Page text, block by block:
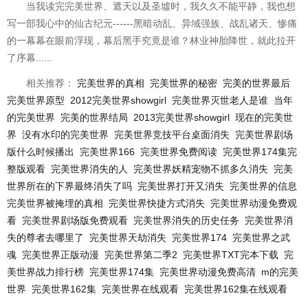
当我读完完美世界、遮天以及圣墟时，我久久不能平静，我也想
写一部我心中的仙古纪元------黑暗动乱、异域强族、战乱诸天、惨痛
的一幕幕在眼前浮现，幕后黑手究竟是谁？林业神胎降世，就此拉开
了序幕......
相关推荐： 完美世界的真相 完美世界的秘密 完美的世界最后
完美世界原型
2012完美世界showgirl 完美世界灭世老人是谁 当年
的完美世界
完美的世界结局 2013完美世界showgirl 现在的完美世
界 没有水印的完美世界 完美世界竞技平台桌面消失
完美世界剧场
版什么时候播出
完美世界166 完美世界免费阅读 完美世界174集完
整版观看 完美世界消失的人 完美世界妖精宠物不抓多久消失
完美
世界所在的下界最终消失了吗 完美世界打开又消失
完美世界的信息
完美世界被掩埋的真相
完美世界快捷方式消失
完美世界动漫免费观
看 完美世界剧场版免费观看 完美世界消失的历史任务
完美世界消
失的尊者去哪里了
完美世界天劫消失 完美世界174 完美世界之武
魂 完美世界正版动漫 完美世界第二季2 完美世界TXT完本下载
完
美世界战力排行榜 完美世界174集 完美世界动漫免费高清 m的完美
世界
完美世界162集 完美世界在线观看 完美世界162集在线观看